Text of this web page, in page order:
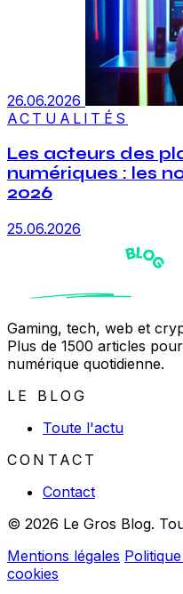
26.06.2026
ACTUALITÉS
Les acteurs des
numériques : les
2026
25.06.2026
Gaming, tech, web et
Plus de 1500 articles
numérique quotidienne.
LE BLOG
Toute l'actu
CONTACT
Contact
© 2026 Le Gros Blog.
Mentions légales
cookies